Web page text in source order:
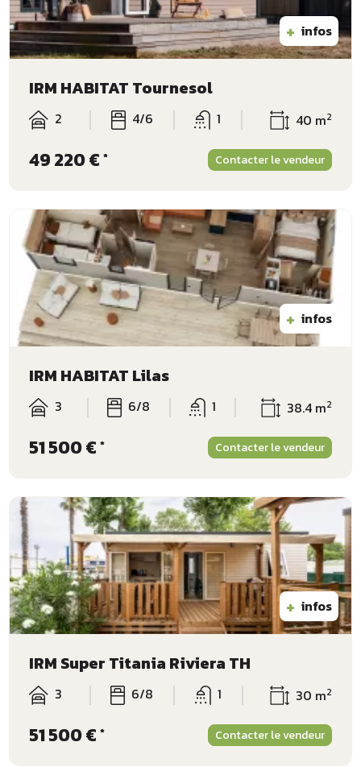
+ infos
IRM HABITAT Tournesol
2 4/6 1 40 m2
49 220 € * Contacter le vendeur
+ infos
IRM HABITAT Lilas
3 6/8 1 38.4 m2
51 500 € * Contacter le vendeur
+ infos
IRM Super Titania Riviera TH
3 6/8 1 30 m2
51 500 € * Contacter le vendeur